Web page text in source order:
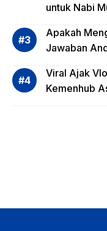
Saja?
untuk Nabi
Apakah
Jawaban
Viral Ajak
Kemenhub